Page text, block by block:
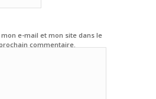
e-mail et mon site dans le
commentaire.